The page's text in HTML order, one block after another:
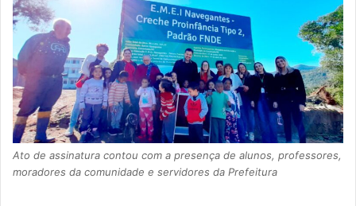
Ato de assinatura contou com a presença de alunos, professores,
moradores da comunidade e servidores da Prefeitura